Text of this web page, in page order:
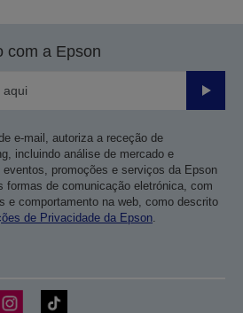
com a Epson
Enviar
e-mail, autoriza a receção de
incluindo análise de mercado e
promoções e serviços da Epson
formas de comunicação eletrónica, com
e comportamento na web, como descrito
de Privacidade da Epson